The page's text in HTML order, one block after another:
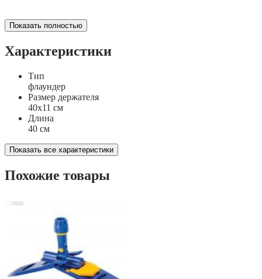
Показать полностью
Характеристики
Тип
флаундер
Размер держателя
40х11 см
Длина
40 см
Показать все характеристики
Похожие товары